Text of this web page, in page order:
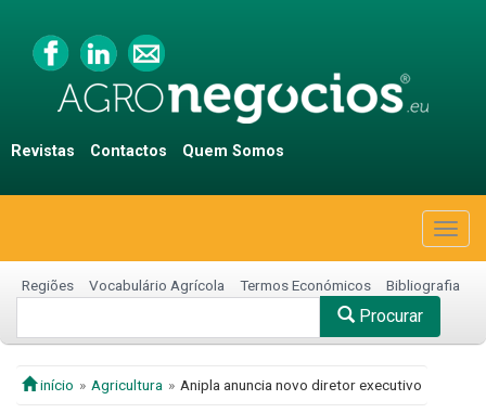
Revistas Contactos Quem Somos
Regiões Vocabulário Agrícola Termos Económicos Bibliografia
Procurar
início Agricultura Anipla anuncia novo diretor executivo